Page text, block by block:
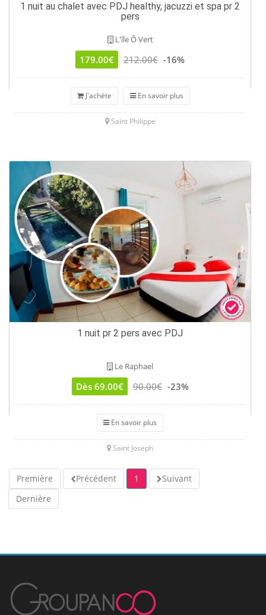
1 nuit au chalet avec PDJ healthy, jacuzzi et spa pr 2
pers
L'île Ô Vert
179.00€ 212.00€ -16%
J'achète En savoir plus
Saint Philippe
1 nuit pr 2 pers avec PDJ
Le Raphael
Dès 69.00€ 90.00€ -23%
En savoir plus
Saint Joseph
Première Précédent 1
Suivant
Dernière